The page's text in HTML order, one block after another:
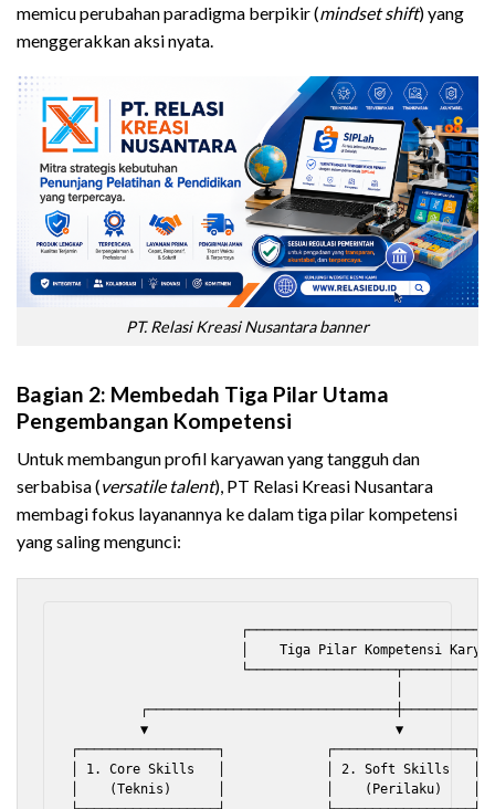
memicu perubahan paradigma berpikir (mindset shift) yang
menggerakkan aksi nyata.
PT. Relasi Kreasi Nusantara banner
Bagian 2: Membedah Tiga Pilar Utama
Pengembangan Kompetensi
Untuk membangun profil karyawan yang tangguh dan
serbabisa (versatile talent), PT Relasi Kreasi Nusantara
membagi fokus layanannya ke dalam tiga pilar kompetensi
yang saling mengunci:
│    Tiga Pilar Kompetensi
▼                                ▼
┌──────────────────┐
│ 1. Core Skills   │             │ 2. Soft Skills   │
│    (Teknis)      │             │    (Perilaku)    │